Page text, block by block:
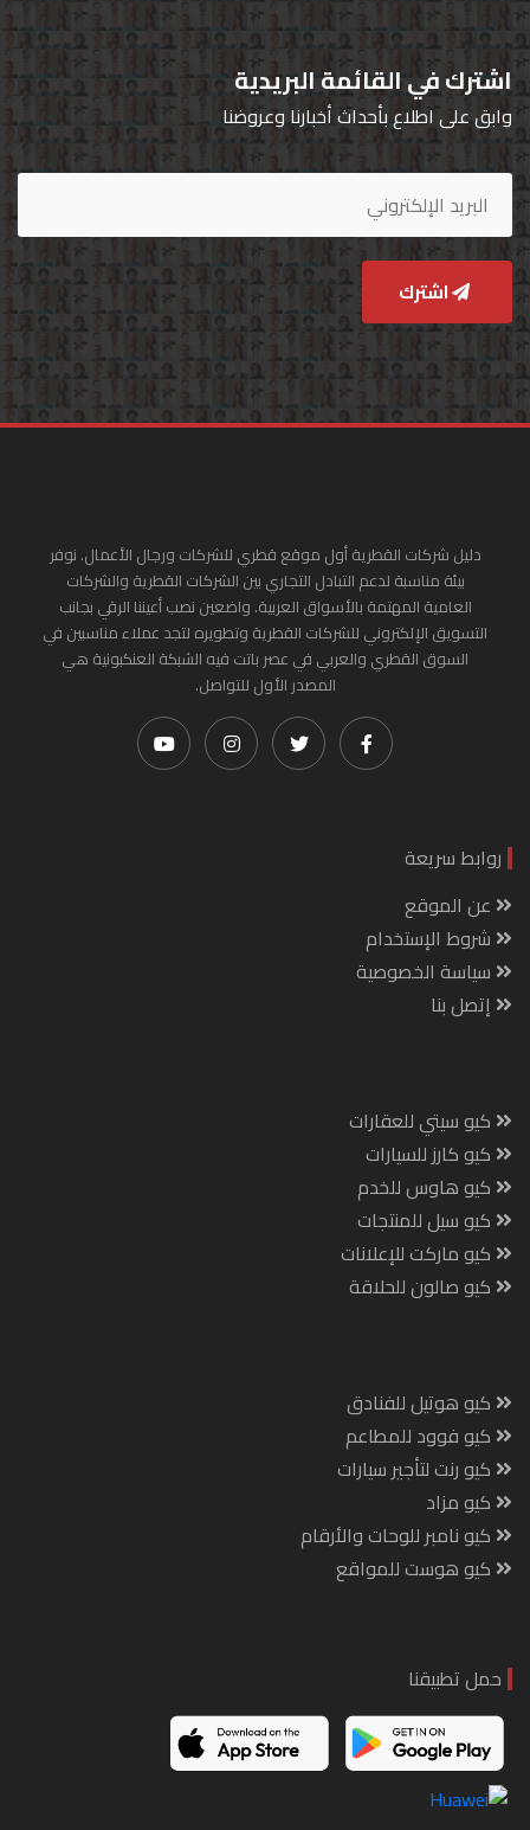
اشترك في القائمة البريدية
وابق على اطلاع بأحداث أخبارنا وعروضنا
اشترك
دليل شركات القطرية أول موقع قطري للشركات ورجال الأعمال. نوفر
بيئة مناسبة لدعم التبادل التجاري بين الشركات القطرية والشركات
العامية المهتمة بالأسواق العربية. واضعين نصب أعيننا الرقي بجانب
التسويق الإلكتروني للشركات القطرية وتطويره لتجد عملاء مناسبين في
السوق القطري والعربي في عصر باتت فيه الشبكة العنكبونية هي
المصدر الأول للتواصل.
روابط سريعة
عن الموقع
شروط الإستخدام
سياسة الخصوصية
إتصل بنا
كيو سيتي للعقارات
كيو كارز للسيارات
كيو هاوس للخدم
كيو سيل للمنتجات
كيو ماركت للإعلانات
كيو صالون للحلاقة
كيو هوتيل للفنادق
كيو فوود للمطاعم
كيو رنت لتأجير سيارات
كيو مزاد
كيو نامبر للوحات والأرقام
كيو هوست للمواقع
حمل تطبيقنا